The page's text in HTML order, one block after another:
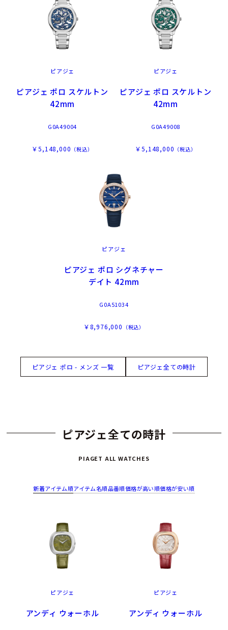
ピアジェ
ピアジェ ポロ スケルトン
42mm
G0A49004
￥5,148,000 （税込）
ピアジェ
ピアジェ ポロ スケルトン
42mm
G0A49008
￥5,148,000 （税込）
ピアジェ
ピアジェ ポロ シグネチャー
デイト 42mm
G0A51034
￥8,976,000 （税込）
ピアジェ ポロ - メンズ 一覧 ピアジェ全ての時計
ピアジェ全ての時計
PIAGET ALL WATCHES
新着アイテム順アイテム名順品番順価格が高い順価格が安い順
ピアジェ
アンディ ウォーホル
ピアジェ
アンディ ウォーホル